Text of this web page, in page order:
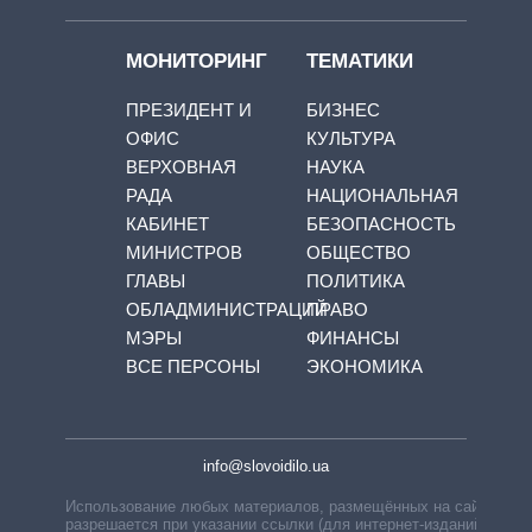
МОНИТОРИНГ
ПРЕЗИДЕНТ И
ОФИС
ВЕРХОВНАЯ
РАДА
КАБИНЕТ
МИНИСТРОВ
ГЛАВЫ
ОБЛАДМИНИСТРАЦИЙ
МЭРЫ
ВСЕ ПЕРСОНЫ
ТЕМАТИКИ
БИЗНЕС
КУЛЬТУРА
НАУКА
НАЦИОНАЛЬНАЯ
БЕЗОПАСНОСТЬ
ОБЩЕСТВО
ПОЛИТИКА
ПРАВО
ФИНАНСЫ
ЭКОНОМИКА
info@slovoidilo.ua
Использование любых материалов, размещённых на сайте,
разрешается при указании ссылки (для интернет-изданий —